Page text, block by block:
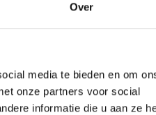
Over
media te bieden en om
onze partners voor social
informatie die u aan ze